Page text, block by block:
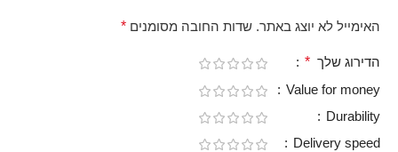
האימייל לא יוצג באתר. שדות החובה מסומנים *
הדירוג שלך *
Value for money
Durability
Delivery speed